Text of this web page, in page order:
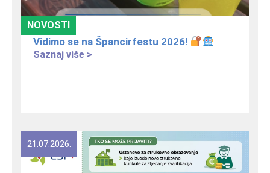
NOVOSTI
Vidimo se na Špancirfestu 2026!
Saznaj više >
21.07.2026.